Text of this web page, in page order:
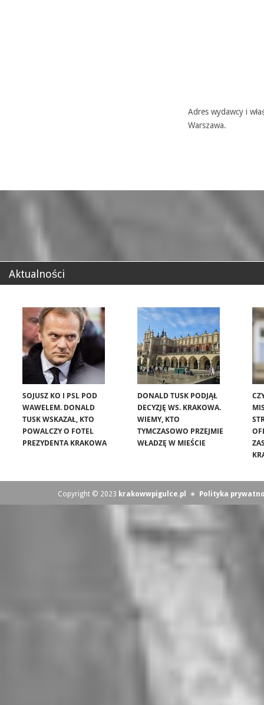
Adres wydawcy i
Warszawa.
Aktualności
SOJUSZ KO I PSL POD
WAWELEM. DONALD
TUSK WSKAZAŁ, KTO
POWALCZY O FOTEL
PREZYDENTA KRAKOWA
DONALD TUSK PODJĄŁ
DECYZJĘ WS. KRAKOWA.
WIEMY, KTO
TYMCZASOWO PRZEJMIE
WŁADZĘ W MIEŚCIE
Copyright © 2023 krakowwpigulce.pl ∗ Polityka